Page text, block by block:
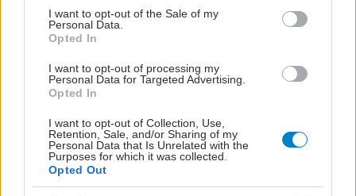
consent section.
I want to opt-out of the Sale of my
Personal Data.
Opted In
I want to opt-out of processing my
Personal Data for Targeted Advertising.
Opted In
I want to opt-out of Collection, Use,
Retention, Sale, and/or Sharing of my
Personal Data that Is Unrelated with the
Purposes for which it was collected.
Opted Out
κίνδυνο εγκεφαλικού
επεισοδίου στους
ΔΕΙΤΕ ΕΠΙΣΗΣ